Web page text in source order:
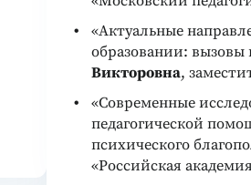
«Актуальные
образовании: вызовы
Викторовна,
«Современные
педагогической
психического
«Российская
КОРРЕКЦИОННО-
КОМПЛЕКСЫ
Методика Л. А.
(часть 3)
Прогноз и профилактика
обучения старшеклассников.
Социализация и
самоопределение
Подробнее